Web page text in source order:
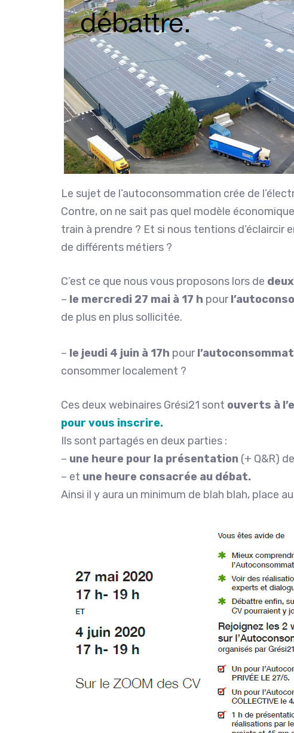
Le sujet de l’autoconsommation crée de
Contre, on ne sait pas quel modèle
train à prendre ? Et si nous tentions
de différents métiers ?
C’est ce que nous vous proposons lors de
– le mercredi 27 mai à 17 h pour
de plus en plus sollicitée.
– le jeudi 4 juin à 17h pour
consommer localement ?
Ces deux webinaires Grési21 sont ouverts à
pour vous inscrire.
Ils sont partagés en deux parties :
– une heure pour la présentation (+ Q&R)
– et une heure consacrée au débat.
Ainsi il y aura un minimum de blah blah, place